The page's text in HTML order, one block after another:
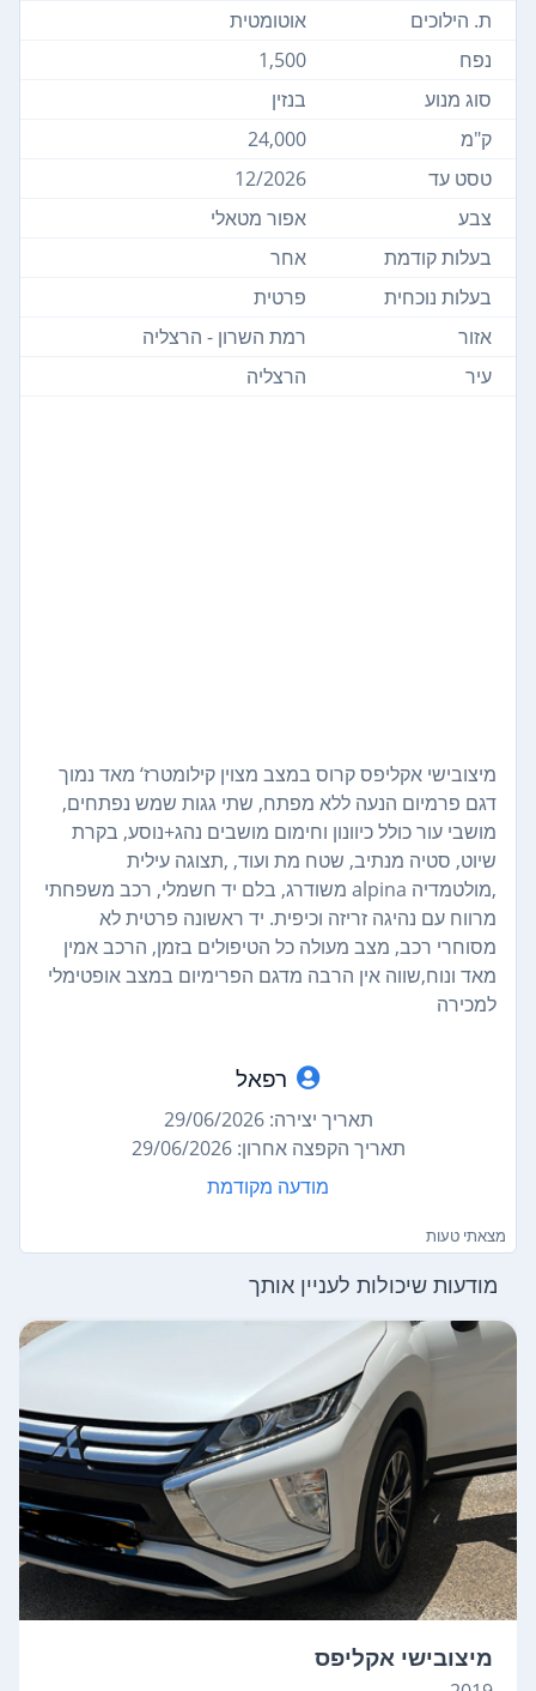
ת. הילוכים
אוטומטית
נפח
1,500
סוג מנוע
בנזין
ק"מ
24,000
טסט עד
12/2026
צבע
אפור מטאלי
בעלות קודמת
אחר
בעלות נוכחית
פרטית
אזור
רמת השרון - הרצליה
עיר
הרצליה
מיצובישי אקליפס קרוס במצב מצוין קילומטרז‘ מאד נמוך
דגם פרמיום הנעה ללא מפתח, שתי גגות שמש נפתחים,
מושבי עור כולל כיוונון וחימום מושבים נהג+נוסע, בקרת
שיוט, סטיה מנתיב, שטח מת ועוד, ,תצוגה עילית
,מולטמדיה alpina משודרג, בלם יד חשמלי, רכב משפחתי
מרווח עם נהיגה זריזה וכיפית. יד ראשונה פרטית לא
מסוחרי רכב, מצב מעולה כל הטיפולים בזמן, הרכב אמין
מאד ונוח,שווה אין הרבה מדגם הפרימיום במצב אופטימלי
למכירה
רפאל
תאריך יצירה: 29/06/2026
תאריך הקפצה אחרון: 29/06/2026
מודעה מקודמת
מצאתי טעות
מודעות שיכולות לעניין אותך
מיצובישי אקליפס